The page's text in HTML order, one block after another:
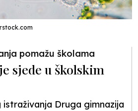
pomažu školama
sjede u školskim
Druga gimnazija